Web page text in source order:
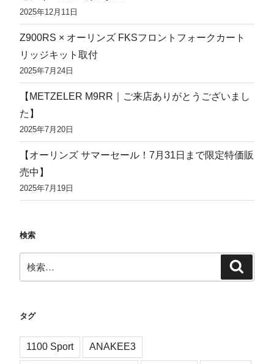
2025年12月11日
Z900RS × オーリンズ FKSフロントフォークカート
リッジキット取付
2025年7月24日
【METZELER M9RR｜ご来店ありがとうございまし
た】
2025年7月20日
【オーリンズ サマーセール！7月31日まで限定特価販
売中】
2025年7月19日
検索
検
タグ
1100 Sport ANAKEE3